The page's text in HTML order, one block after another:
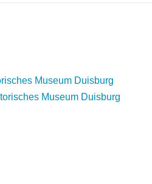
Museum Duisburg
Museum Duisburg